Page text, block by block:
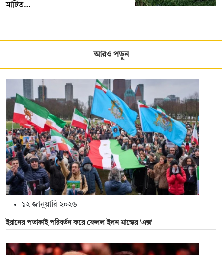
মাটিত…
আরও পড়ুন
১২ জানুয়ারি ২০২৬
ইরানের পতাকাই পরিবর্তন করে ফেলল ইলন মাস্কের 'এক্স'